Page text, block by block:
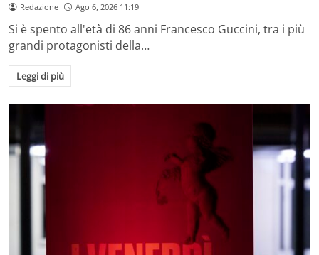
Redazione Ago 6, 2026 11:19
Si è spento all'età di 86 anni Francesco Guccini, tra i più
grandi protagonisti della…
Leggi di più